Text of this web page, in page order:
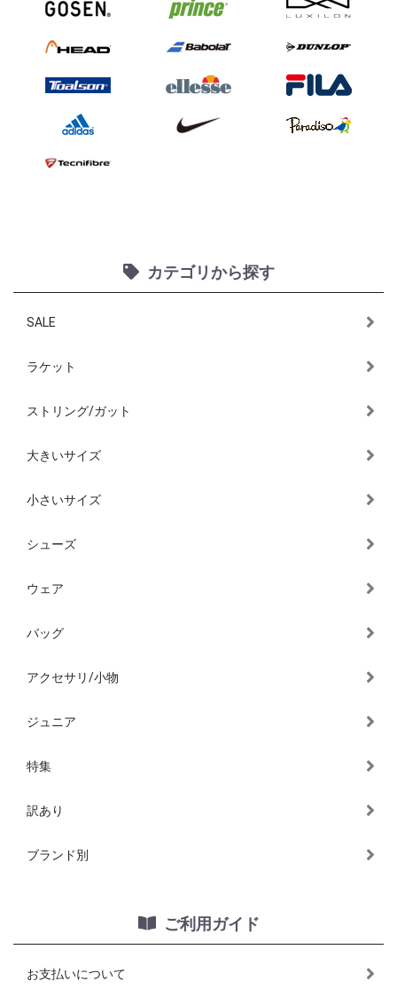
カテゴリから探す
SALE
ラケット
ストリング/ガット
大きいサイズ
小さいサイズ
シューズ
ウェア
バッグ
アクセサリ/小物
ジュニア
特集
訳あり
ブランド別
ご利用ガイド
お支払いについて